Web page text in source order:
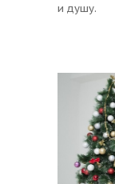
и душу.